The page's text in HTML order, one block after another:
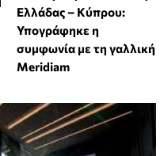
Ελλάδας – Κύπρου:
Υπογράφηκε η
συμφωνία με τη γαλλική
Meridiam